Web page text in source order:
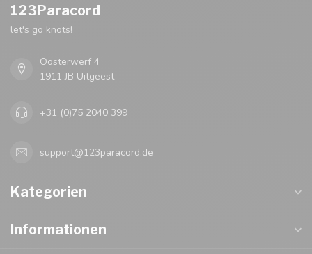
123Paracord
let's go knots!
Oosterwerf 4
1911 JB Uitgeest
+31 (0)75 2040 399
support@123paracord.de
Kategorien
Informationen